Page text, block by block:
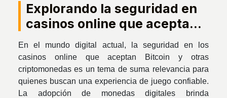
Explorando la seguridad en
casinos online que aceptan
Bitcoin y otras
criptomonedas
En el mundo digital actual, la seguridad en los
casinos online que aceptan Bitcoin y otras
criptomonedas es un tema de suma relevancia para
quienes buscan una experiencia de juego confiable.
La adopción de monedas digitales brinda